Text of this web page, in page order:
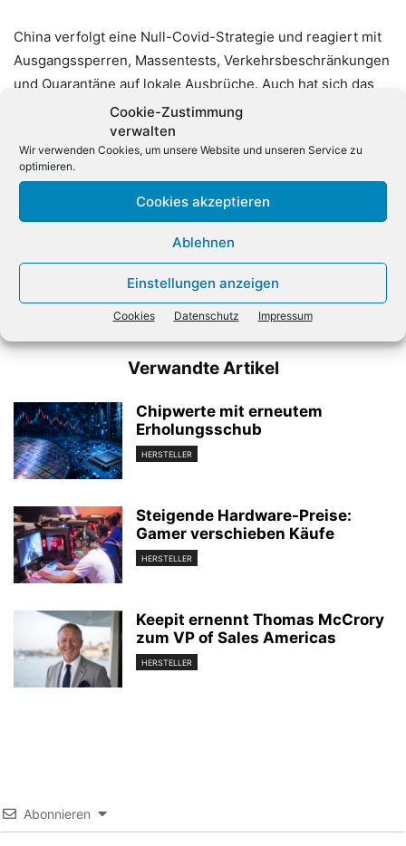
Cookie-Zustimmung
verwalten
Wir verwenden Cookies, um unsere Website und unseren Service zu
optimieren.
Cookies akzeptieren
Ablehnen
Einstellungen anzeigen
Cookies Datenschutz Impressum
China verfolgt eine Null-Covid-Strategie und reagiert mit
Ausgangssperren, Massentests, Verkehrsbeschränkungen
und Quarantäne auf lokale Ausbrüche. Auch hat sich das
Land weitgehend abgeschottet.(dpa)
Vorheriger Artikel
Logicalis baut Präsenz im
DACH-Raum aus
Nächster Artikel
ElectronicPartner mit
leichtem Umsatzrückgang
Verwandte Artikel
Chipwerte mit erneutem
Erholungsschub
HERSTELLER
Steigende Hardware-Preise:
Gamer verschieben Käufe
HERSTELLER
Keepit ernennt Thomas McCrory
zum VP of Sales Americas
HERSTELLER
Abonnieren